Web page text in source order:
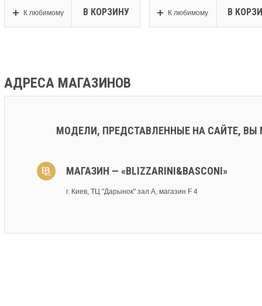
К любимому В КОРЗИНУ К любимому В
АДРЕСА МАГАЗИНОВ
МОДЕЛИ, ПРЕДСТАВЛЕННЫЕ НА САЙТЕ,
МАГАЗИН — «BLIZZARINI&BASCONI»
г. Киев, ТЦ "Дарынок" зал А, магазин F 4